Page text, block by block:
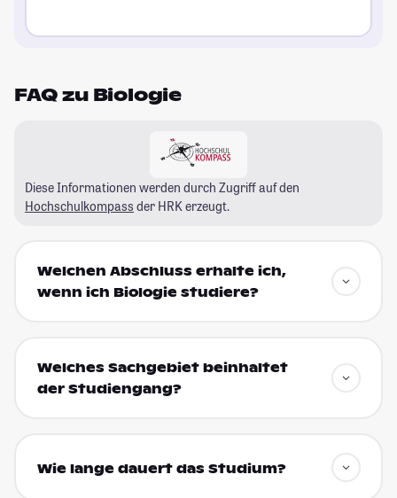
FAQ zu Biologie
Diese Informationen werden durch Zugriff auf den
Hochschulkompass der HRK erzeugt.
Welchen Abschluss erhalte ich,
wenn ich Biologie studiere?
Welches Sachgebiet beinhaltet
der Studiengang?
Wie lange dauert das Studium?